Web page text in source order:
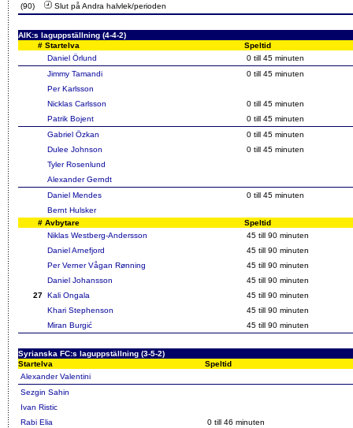
(90)
Slut på Andra halvlek/perioden
AIK:s laguppställning (4-4-2)
# Startelva
Speltid
Daniel Örlund
0 till 45 minuten
Jimmy Tamandi
0 till 45 minuten
Per Karlsson
Nicklas Carlsson
0 till 45 minuten
Patrik Bojent
0 till 45 minuten
Gabriel Özkan
0 till 45 minuten
Dulee Johnson
0 till 45 minuten
Tyler Rosenlund
Alexander Gerndt
Daniel Mendes
0 till 45 minuten
Bernt Hulsker
# Avbytare
Speltid
Niklas Westberg-Andersson
45 till 90 minuten
Daniel Arnefjord
45 till 90 minuten
Per Verner Vågan Rønning
45 till 90 minuten
Daniel Johansson
45 till 90 minuten
27 Kali Ongala
45 till 90 minuten
Khari Stephenson
45 till 90 minuten
Miran Burgić
45 till 90 minuten
Syrianska FC:s laguppställning (3-5-2)
Startelva
Speltid
Alexander Valentini
Sezgin Sahin
Ivan Ristic
Rabi Elia
0 till 46 minuten